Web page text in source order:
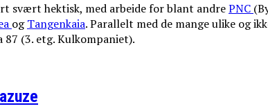
svært hektisk, med arbeide for blant andrePNC
ogTangenkaia. Parallelt med de mange ulike og
(3. etg. Kulkompaniet).